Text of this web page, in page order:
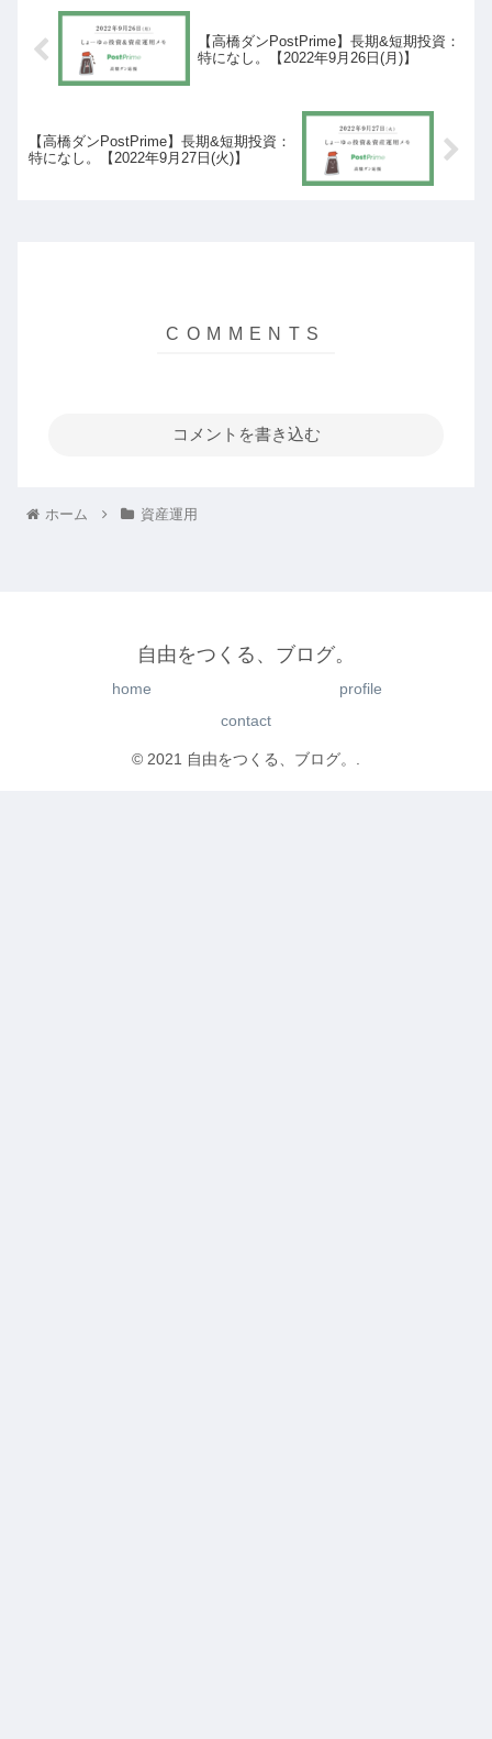
【高橋ダンPostPrime】長期&短期投資：
特になし。【2022年9月26日(月)】
【高橋ダンPostPrime】長期&短期投資：
特になし。【2022年9月27日(火)】
コメントを書き込む
ホーム 資産運用
自由をつくる、ブログ。
home
profile
contact
© 2021 自由をつくる、ブログ。.